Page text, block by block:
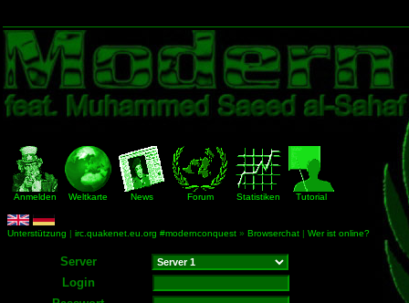
Anmelden Weltkarte News Forum Statistiken Tutorial
Unterstützung | irc.quakenet.eu.org #modernconquest » Browserchat | Wer ist online?
Server
Login